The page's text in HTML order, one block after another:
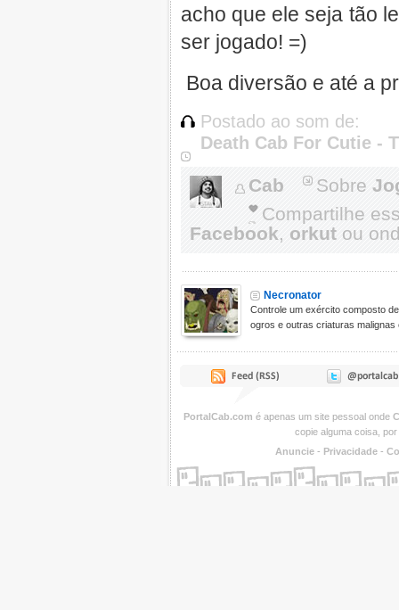
acho que ele seja tão
ser jogado! =)
Boa diversão e até a
Postado ao som de:
Death Cab For Cutie -
Cab Sobre
Compartilhe
Facebook, orkut ou
Necronator
Controle um exército composto
ogros e outras criaturas malignas
PortalCab.com é apenas um site pessoal onde
copie alguma coisa,
Anuncie - Privacidade -